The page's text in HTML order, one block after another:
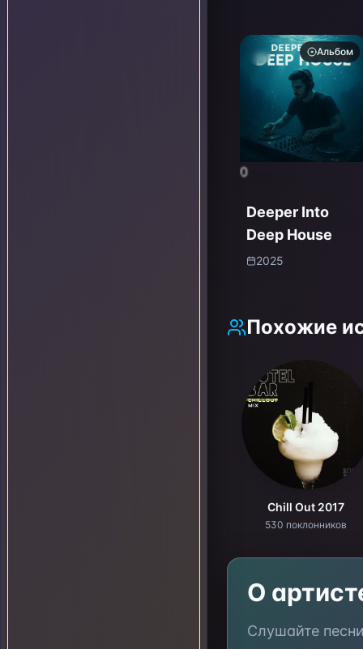
Альбом
0
Deeper Into
Deep House
2025
Похожие
Chill Out 2017
530 поклонников
О
Слушайте песни